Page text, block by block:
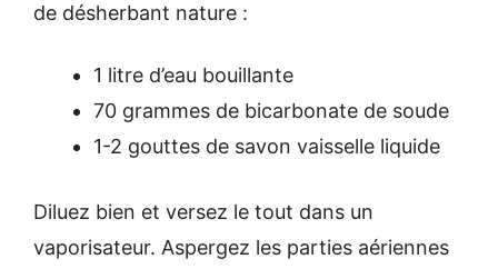
de désherbant nature :
1 litre d’eau bouillante
70 grammes de bicarbonate de soude
1-2 gouttes de savon vaisselle liquide
Diluez bien et versez le tout dans un
vaporisateur. Aspergez les parties aériennes